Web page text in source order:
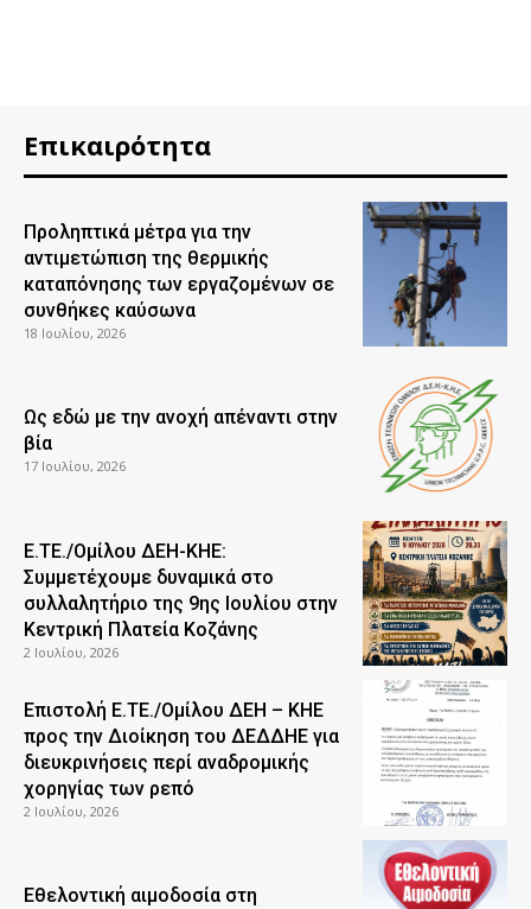
Επικαιρότητα
Προληπτικά μέτρα για την
αντιμετώπιση της θερμικής
καταπόνησης των εργαζομένων σε
συνθήκες καύσωνα
18 Ιουλίου, 2026
Ως εδώ με την ανοχή απέναντι στην
βία
17 Ιουλίου, 2026
Ε.ΤΕ./Ομίλου ΔΕΗ-ΚΗΕ:
Συμμετέχουμε δυναμικά στο
συλλαλητήριο της 9ης Ιουλίου στην
Κεντρική Πλατεία Κοζάνης
2 Ιουλίου, 2026
Επιστολή Ε.ΤΕ./Ομίλου ΔΕΗ – ΚΗΕ
προς την Διοίκηση του ΔΕΔΔΗΕ για
διευκρινήσεις περί αναδρομικής
χορηγίας των ρεπό
2 Ιουλίου, 2026
Εθελοντική αιμοδοσία στη